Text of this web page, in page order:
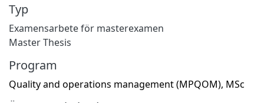
Typ
Examensarbete för masterexamen
Master Thesis
Program
Quality and operations management (MPQOM), MSc